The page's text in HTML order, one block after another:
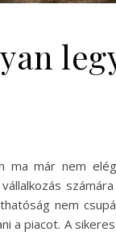
ma már nem
vállalkozás
nem
a piacot. A